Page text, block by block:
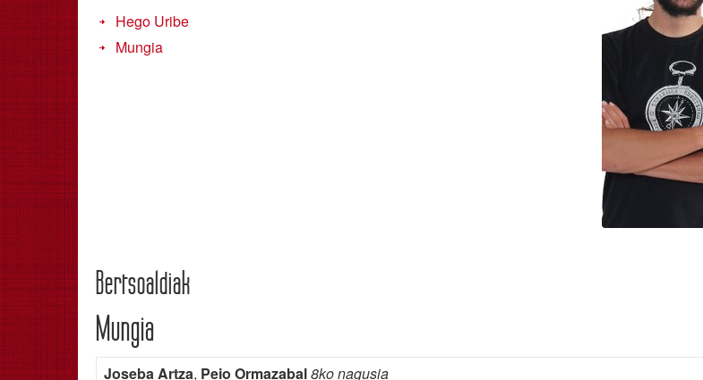
Hego Uribe
Mungia
Bertsoaldiak
Mungia
Joseba Artza, Peio Ormazabal8ko nagusia